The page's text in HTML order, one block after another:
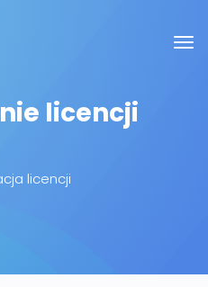
licencji
licencji